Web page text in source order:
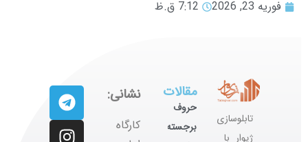
فوریه 23, 2026
7:12 ق.ظ
تابلوسازی
ژیوار با
مقالات
حروف
برجسته
نشانی:
کارگاه